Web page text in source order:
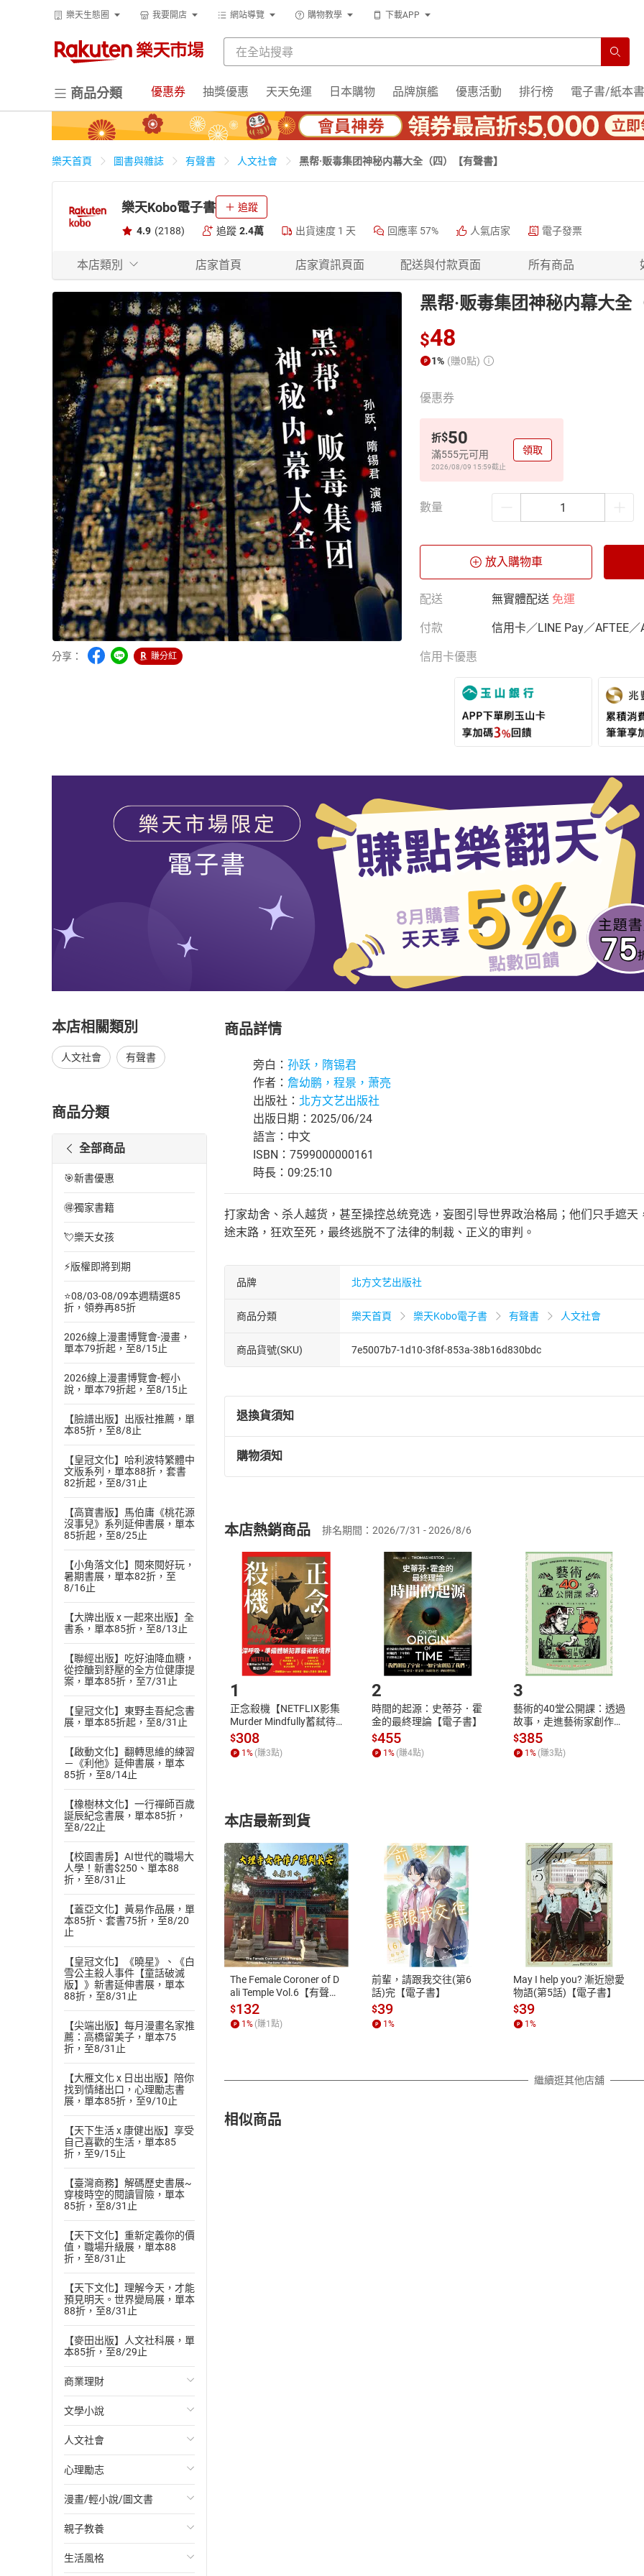
樂天生態圈 我要開店 網站導覽 購物教學 下載APP
商品分類 優惠券 抽獎優惠 天天免運 日本購物 品牌旗艦 優惠活動 排行榜 電子書/紙本書
樂天首頁 圖書與雜誌 有聲書 人文社會 黑帮·贩毒集团神秘内幕大全（四）【有聲書】
樂天Kobo電子書 追蹤
4.9 (2188) 追蹤 2.4萬 出貨速度 1 天 回應率 57% 人氣店家 電子發票
本店類別 店家首頁 店家資訊頁面 配送與付款頁面 所有商品
分享： 賺分紅
黑帮·贩毒集团神秘内幕大全
$48
1% (賺0點)
優惠券
折$50
滿555元可用
2026/08/09 15:59截止
領取
數量
放入購物車
配送 無實體配送 免運
付款 信用卡／LINE Pay／AFTEE／
信用卡優惠
本店相關類別
人文社會 有聲書
商品分類
全部商品
🎯新書優惠
🉐獨家書籍
💘樂天女孩
⚡版權即將到期
⭐08/03-08/09本週精選85
折，領券再85折
2026線上漫畫博覽會-漫畫，
單本79折起，至8/15止
2026線上漫畫博覽會-輕小
說，單本79折起，至8/15止
【臉譜出版】出版社推薦，單
本85折，至8/8止
【皇冠文化】哈利波特繁體中
文版系列，單本88折，套書
82折起，至8/31止
【高寶書版】馬伯庸《桃花源
沒事兒》系列延伸書展，單本
85折起，至8/25止
【小角落文化】閱來閱好玩，
暑期書展，單本82折，至
8/16止
【大牌出版 x 一起來出版】全
書系，單本85折，至8/13止
【聯經出版】吃好油降血糖，
從控醣到舒壓的全方位健康提
案，單本85折，至7/31止
【皇冠文化】東野圭吾紀念書
展，單本85折起，至8/31止
【啟動文化】翻轉思維的練習
－《利他》延伸書展，單本
85折，至8/14止
【橡樹林文化】一行禪師百歲
誕辰紀念書展，單本85折，
至8/22止
【校園書房】AI世代的職場大
人學！新書$250、單本88
折，至8/31止
【蓋亞文化】黃易作品展，單
本85折、套書75折，至8/20
止
【皇冠文化】《曉星》、《白
雪公主殺人事件【童話破滅
版】》新書延伸書展，單本
88折，至8/31止
【尖端出版】每月漫畫名家推
薦：高橋留美子，單本75
折，至8/31止
【大雁文化 x 日出出版】陪你
找到情緒出口，心理勵志書
展，單本85折，至9/10止
【天下生活 x 康健出版】享受
自己喜歡的生活，單本85
折，至9/15止
【臺灣商務】解碼歷史書展~
穿梭時空的閱讀冒險，單本
85折，至8/31止
【天下文化】重新定義你的價
值，職場升級展，單本88
折，至8/31止
【天下文化】理解今天，才能
預見明天。世界變局展，單本
88折，至8/31止
【麥田出版】人文社科展，單
本85折，至8/29止
商業理財
投資理財
經濟/趨勢
財務/金融
管理/領導
職場工作術
成功法
文學小說
歐美文學
日本文學
韓國文學
華文文學
經典文學
人文社會
國際關係
政治
社會科學
台灣/中國歷史
心理勵志
心靈成長/情緒
人際關係
兩性關係
漫畫/輕小說/圖文書
輕小說
奇幻/科幻
親子教養
教育現場
生活風格
商品詳情
旁白： 孙跃，隋锡君
作者： 詹幼鹏，程景，萧亮
出版社： 北方文艺出版社
出版日期：2025/06/24
語言：中文
ISBN：7599000000161
時長：09:25:10
打家劫舍、杀人越货，甚至操控总统竞选，妄图引导世界政治格局；他们只手遮
途末路，狂欢至死，最终逃脱不了法律的制裁、正义的审判。
品牌 北方文艺出版社
商品分類 樂天首頁 樂天Kobo電子書 有聲書 人文社會
商品貨號(SKU) 7e5007b7-1d10-3f8f-853a-38b16d830bdc
退換貨須知
退換貨規定：
(一)依消費者保護法第19條第1項後段暨通訊交易解除權合理例外情事適用
(二)消費者訂購本店鋪之商品即代表知悉本店鋪所銷售之商品為電子書，
且已下載/存取電子書，不得請求退貨退款。
退貨方式：您欲取消訂單或辦理退貨時，請登入樂天市場，並於「我的訂單
貨」，本店鋪將依您的申請進行審核，待審核通過後將為您辦理退款事宜。
請注意，樂天市場須以整筆訂單為單位進行取消/退貨，恕無法以單支商品取
購物須知
挑選商品
Choose
放入購物車
Shopping cart
登入帳號
Login
購書後，如何開始使用？
Step1.選擇閱讀載具 Step2.登入
付款方式
ATM轉帳、信用卡、LINE PAY、AFTEE
退換貨規範
本店是否提供消費者保護法七日猶
之權利，遽消費者保護法及通訊交
除權合理例外情事適用準則，依商
質各有不同規定。詳細退換貨說明
照各商品說明。
本店熱銷商品 排名期間：2026/7/31 - 2026/8/6
1
正念殺機【NETFLIX影集
Murder Mindfully蓄弒待
發】【電子書】
$308
1 % (賺3點)
2
時間的起源：史蒂芬．霍
金的最終理論【電子書】
$455
1 % (賺4點)
3
藝術的40堂公開課：透過
故事，走進藝術家創作現
場，看藝術如何誕生、如
何形塑人類生活【電子
書】
$385
1 % (賺3點)
本店最新到貨
The Female Coroner of D
ali Temple Vol.6【有聲
書】
$132
1 % (賺1 點)
前輩，請跟我交往(第6
話)完【電子書】
$39
1 %
May I help you? 漸近戀愛
物語(第5話)【電子書】
$39
1 %
繼續逛其他店舖
相似商品